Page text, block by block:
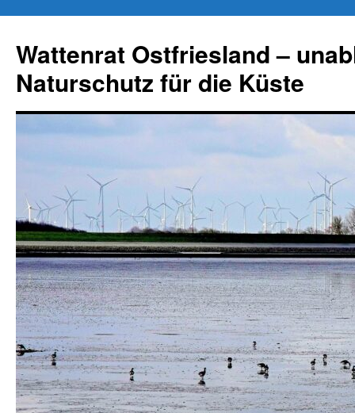
springen
Wattenrat Ostfriesland –
Naturschutz für die Küste